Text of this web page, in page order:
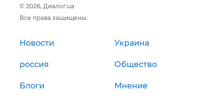
© 2026, Диалог.ua
Все права защищены.
Новости Украина
россия Общество
Блоги Мнение